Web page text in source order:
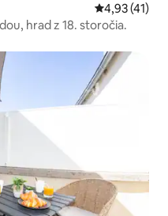
Priemerné
4,93 (41)
hrad z 18. storočia.